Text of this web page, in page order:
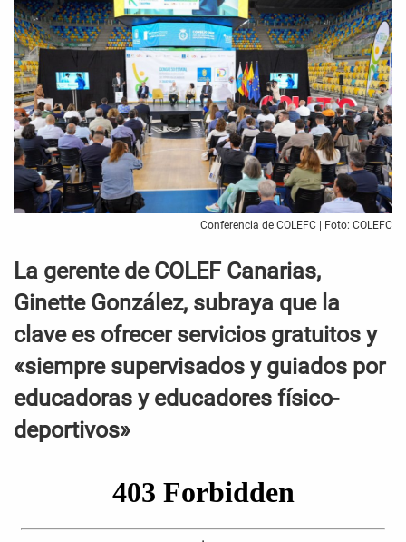
Conferencia de COLEFC | Foto: COLEFC
La gerente de COLEF Canarias,
Ginette González, subraya que la
clave es ofrecer servicios gratuitos y
«siempre supervisados y guiados por
educadoras y educadores físico-
deportivos»